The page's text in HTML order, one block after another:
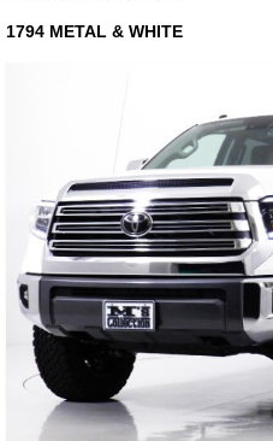
スタッフ紹介
ニュース
スタッフブログ
お客様の声
お問い合わせ
メールフォーム
電話はこちら
1794 METAL & WHITE